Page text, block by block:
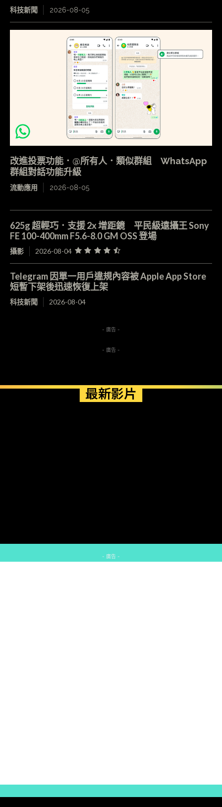
科技新聞 2026-08-05
改進投票功能．@所有人．類似群組 WhatsApp
群組對話功能升級
流動應用 2026-08-05
625g 超輕巧．支援 2x 增距鏡 平民級遠攝王 Sony
FE 100-400mm F5.6-8.0 GM OSS 登場
攝影 2026-08-04
Telegram 因單一用戶違規內容被 Apple App Store
短暫下架後迅速恢復上架
科技新聞 2026-08-04
- 廣告 -
- 廣告 -
最新影片
- 廣告 -